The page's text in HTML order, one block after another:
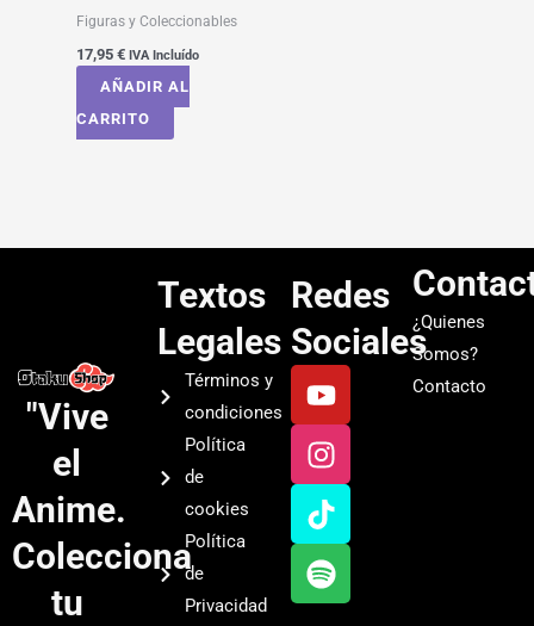
Figuras y Coleccionables
17,95 € IVA Incluído
AÑADIR AL
CARRITO
"Vive
el
Anime.
Colecciona
tu
Textos
Legales
Términos y
condiciones
Política
de
cookies
Política
de
Privacidad
Redes
Sociales
Y
o
u
t
u
b
e
I
n
s
t
a
g
r
a
T
i
k
t
o
k
S
p
o
t
i
f
y
¿Quienes
Somos?
Contacto